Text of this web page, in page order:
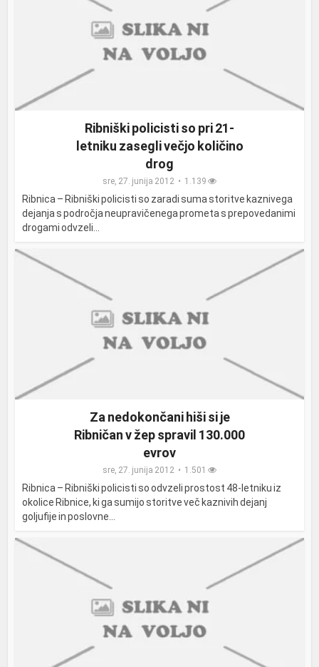
Ribniški policisti so pri 21-
letniku zasegli večjo količino
drog
sre, 27. junija 2012 1.139
Ribnica – Ribniški policisti so zaradi suma storitve kaznivega
dejanja s področja neupravičenega prometa s prepovedanimi
drogami odvzeli...
Za nedokončani hiši si je
Ribničan v žep spravil 130.000
evrov
sre, 27. junija 2012 1.501
Ribnica – Ribniški policisti so odvzeli prostost 48-letniku iz
okolice Ribnice, ki ga sumijo storitve več kaznivih dejanj
goljufije in poslovne...